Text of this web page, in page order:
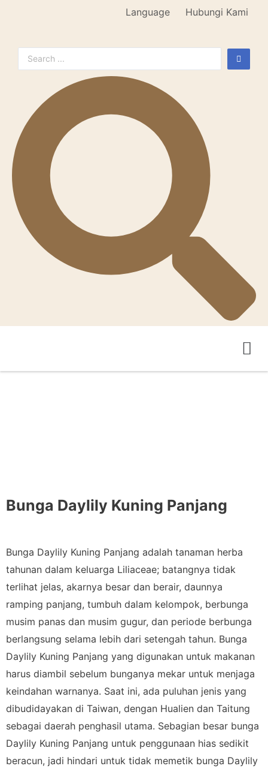
Language Hubungi Kami
Bunga Daylily Kuning Panjang
Bunga Daylily Kuning Panjang adalah tanaman herba
tahunan dalam keluarga Liliaceae; batangnya tidak
terlihat jelas, akarnya besar dan berair, daunnya
ramping panjang, tumbuh dalam kelompok, berbunga
musim panas dan musim gugur, dan periode berbunga
berlangsung selama lebih dari setengah tahun. Bunga
Daylily Kuning Panjang yang digunakan untuk makanan
harus diambil sebelum bunganya mekar untuk menjaga
keindahan warnanya. Saat ini, ada puluhan jenis yang
dibudidayakan di Taiwan, dengan Hualien dan Taitung
sebagai daerah penghasil utama. Sebagian besar bunga
Daylily Kuning Panjang untuk penggunaan hias sedikit
beracun, jadi hindari untuk tidak memetik bunga Daylily